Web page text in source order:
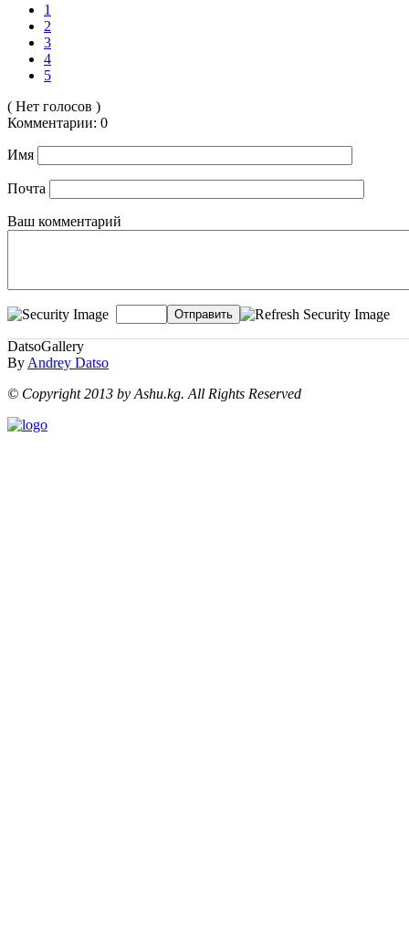
1
2
3
4
5
( Нет голосов )
Комментарии: 0
Имя
Почта
Ваш комментарий
Отправить
DatsoGallery
ByAndrey Datso
© Copyright 2013 by Ashu.kg. All Rights Reserved